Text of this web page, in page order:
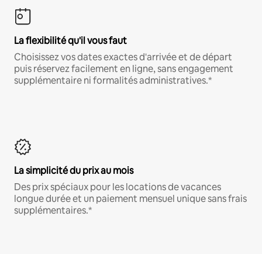
La flexibilité qu'il vous faut
Choisissez vos dates exactes d'arrivée et de départ
puis réservez facilement en ligne, sans engagement
supplémentaire ni formalités administratives.*
La simplicité du prix au mois
Des prix spéciaux pour les locations de vacances
longue durée et un paiement mensuel unique sans frais
supplémentaires.*